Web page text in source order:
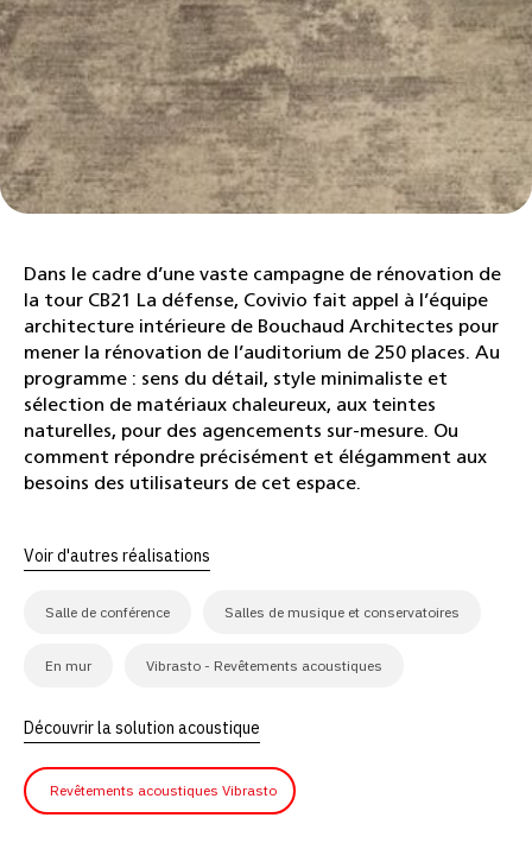
Dans le cadre d’une vaste campagne de rénovation de
la tour CB21 La défense, Covivio fait appel à l’équipe
architecture intérieure de Bouchaud Architectes pour
mener la rénovation de l’auditorium de 250 places. Au
programme : sens du détail, style minimaliste et
sélection de matériaux chaleureux, aux teintes
naturelles, pour des agencements sur-mesure. Ou
comment répondre précisément et élégamment aux
besoins des utilisateurs de cet espace.
Voir d'autres réalisations
Salle de conférence Salles de musique et conservatoires
En mur Vibrasto - Revêtements acoustiques
Découvrir la solution acoustique
Revêtements acoustiques Vibrasto